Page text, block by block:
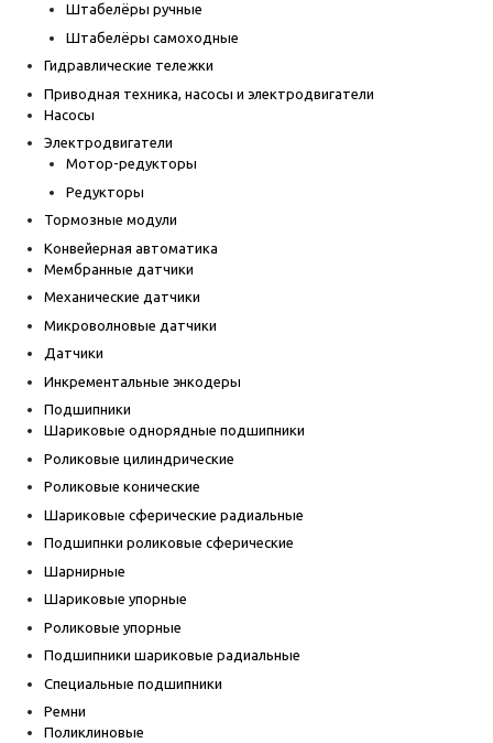
Штабелёры ручные
Штабелёры самоходные
Гидравлические тележки
Приводная техника, насосы и электродвигатели
Насосы
Электродвигатели
Мотор-редукторы
Редукторы
Тормозные модули
Конвейерная автоматика
Мембранные датчики
Механические датчики
Микроволновые датчики
Датчики
Инкрементальные энкодеры
Подшипники
Шариковые однорядные подшипники
Роликовые цилиндрические
Роликовые конические
Шариковые сферические радиальные
Подшипнки роликовые сферические
Шарнирные
Шариковые упорные
Роликовые упорные
Подшипники шариковые радиальные
Специальные подшипники
Ремни
Поликлиновые